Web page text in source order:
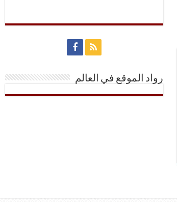
رواد الموقع في العالم